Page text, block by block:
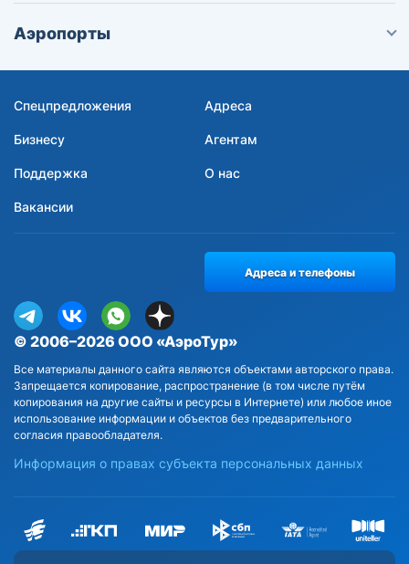
Аэропорты
Спецпредложения Адреса
Бизнесу Агентам
Поддержка О нас
Вакансии
© 2006–2026 ООО «АэроТур»
Все материалы данного сайта являются объектами авторского права.
Запрещается копирование, распространение (в том числе путём
копирования на другие сайты и ресурсы в Интернете) или любое иное
использование информации и объектов без предварительного
согласия правообладателя.
Информация о правах субъекта персональных данных
Адреса и телефоны